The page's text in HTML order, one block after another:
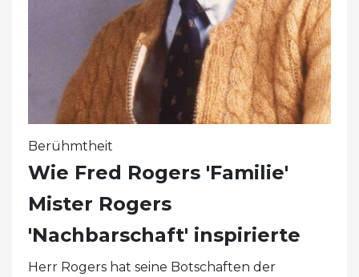
Berühmtheit
Wie Fred Rogers 'Familie'
Mister Rogers
'Nachbarschaft' inspirierte
Herr Rogers hat seine Botschaften der